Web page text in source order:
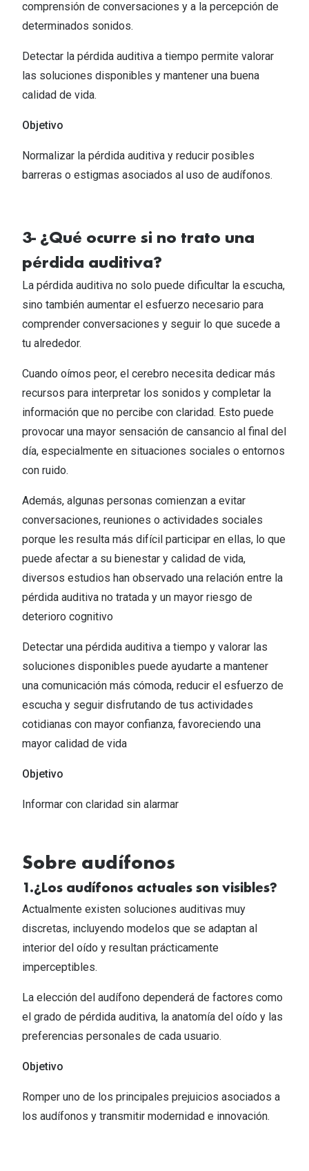
comprensión de conversaciones y a la percepción de
determinados sonidos.​
Detectar la pérdida auditiva a tiempo permite valorar
las soluciones disponibles y mantener una buena
calidad de vida.​​
Objetivo
Normalizar la pérdida auditiva y reducir posibles
barreras o estigmas asociados al uso de audífonos.​
3- ¿Qué ocurre si no trato una
pérdida auditiva?​
La pérdida auditiva no solo puede dificultar la escucha,
sino también aumentar el esfuerzo necesario para
comprender conversaciones y seguir lo que sucede a
tu alrededor.​
Cuando oímos peor, el cerebro necesita dedicar más
recursos para interpretar los sonidos y completar la
información que no percibe con claridad. Esto puede
provocar una mayor sensación de cansancio al final del
día, especialmente en situaciones sociales o entornos
con ruido.​
Además, algunas personas comienzan a evitar
conversaciones, reuniones o actividades sociales
porque les resulta más difícil participar en ellas, lo que
puede afectar a su bienestar y calidad de vida,
diversos estudios han observado una relación entre la
pérdida auditiva no tratada y un mayor riesgo de
deterioro cognitivo​
Detectar una pérdida auditiva a tiempo y valorar las
soluciones disponibles puede ayudarte a mantener
una comunicación más cómoda, reducir el esfuerzo de
escucha y seguir disfrutando de tus actividades
cotidianas con mayor confianza, favoreciendo una
mayor calidad de vida​
Objetivo
Informar con claridad sin alarmar​
Sobre audífonos​
1.¿Los audífonos actuales son visibles?​
Actualmente existen soluciones auditivas muy
discretas, incluyendo modelos que se adaptan al
interior del oído y resultan prácticamente
imperceptibles.​
La elección del audífono dependerá de factores como
el grado de pérdida auditiva, la anatomía del oído y las
preferencias personales de cada usuario.​
Objetivo
Romper uno de los principales prejuicios asociados a
los audífonos y transmitir modernidad e innovación.​